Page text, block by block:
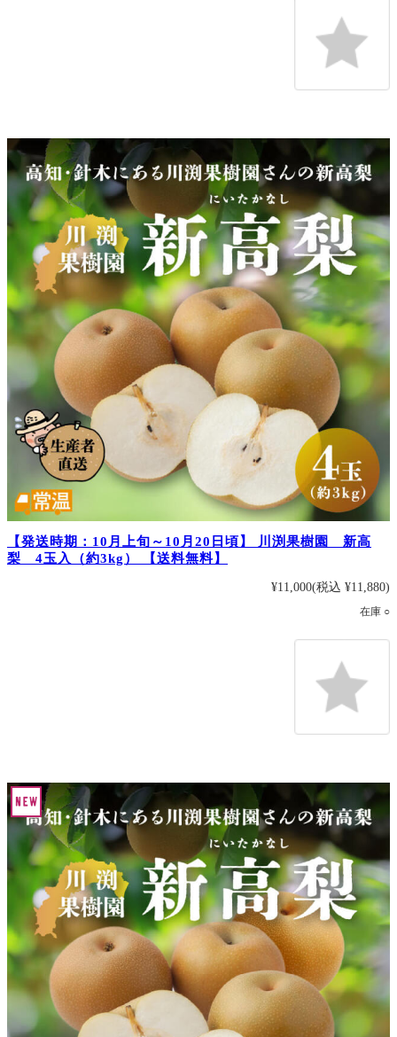
【発送時期：10月上旬～10月20日頃】 川渕果樹園 新高
梨 4玉入（約3kg） 【送料無料】
¥11,000(税込 ¥11,880)
在庫 ○